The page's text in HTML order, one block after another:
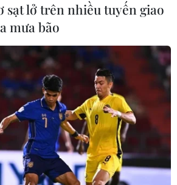
sạt lở trên nhiều tuyến giao
mưa bão